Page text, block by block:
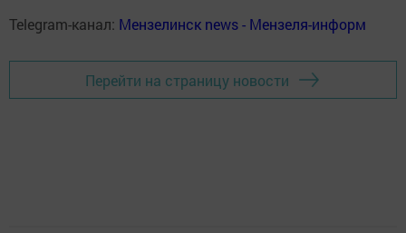
Telegram-канал: Мензелинск news - Мензеля-информ
Перейти на страницу новости